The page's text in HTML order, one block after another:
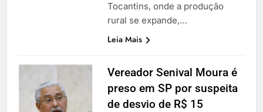
Tocantins, onde a produção
rural se expande,…
Leia Mais
Vereador Senival Moura é
preso em SP por suspeita
de desvio de R$ 15